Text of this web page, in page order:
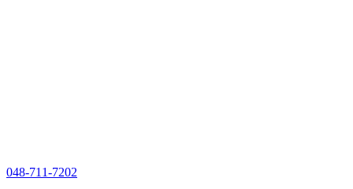
048-711-7202